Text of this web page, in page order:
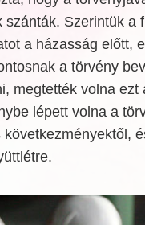
szánták. Szerintük a
a házasság előtt,
a törvény
megtették volna ezt
lépett volna a